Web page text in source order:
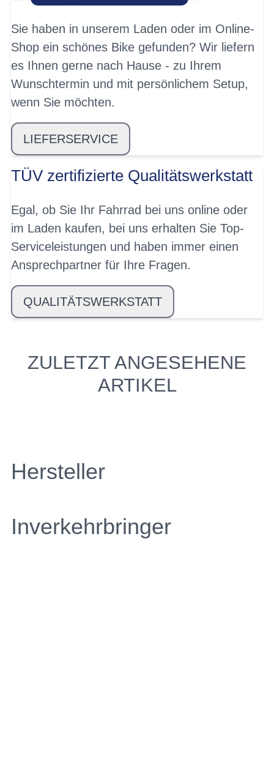
Sie haben in unserem Laden oder im Online-
Shop ein schönes Bike gefunden? Wir liefern
es Ihnen gerne nach Hause - zu Ihrem
Wunschtermin und mit persönlichem Setup,
wenn Sie möchten.
LIEFERSERVICE
TÜV zertifizierte Qualitätswerkstatt
Egal, ob Sie Ihr Fahrrad bei uns online oder
im Laden kaufen, bei uns erhalten Sie Top-
Serviceleistungen und haben immer einen
Ansprechpartner für Ihre Fragen.
QUALITÄTSWERKSTATT
ZULETZT ANGESEHENE
ARTIKEL
Hersteller
Inverkehrbringer